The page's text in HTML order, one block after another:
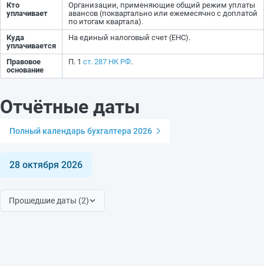
Кто
уплачивает
Организации, применяющие общий режим уплаты
авансов (поквартально или ежемесячно с доплатой
по итогам квартала).
Куда
уплачивается
На единый налоговый счет (ЕНС).
Правовое
основание
П. 1 ст. 287 НК РФ.
Отчётные даты
Полный календарь бухгалтера 2026
28 октября 2026
Прошедшие даты (2)